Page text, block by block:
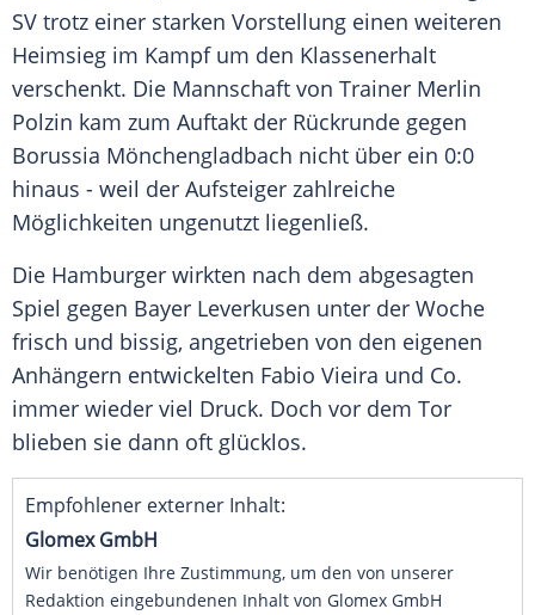
SV trotz einer starken Vorstellung einen weiteren
Heimsieg im Kampf um den Klassenerhalt
verschenkt. Die Mannschaft von Trainer Merlin
Polzin kam zum Auftakt der Rückrunde gegen
Borussia Mönchengladbach nicht über ein 0:0
hinaus - weil der Aufsteiger zahlreiche
Möglichkeiten ungenutzt liegenließ.
Die Hamburger wirkten nach dem abgesagten
Spiel gegen Bayer Leverkusen unter der Woche
frisch und bissig, angetrieben von den eigenen
Anhängern entwickelten Fabio Vieira und Co.
immer wieder viel Druck. Doch vor dem Tor
blieben sie dann oft glücklos.
Empfohlener externer Inhalt:
Glomex GmbH
Wir benötigen Ihre Zustimmung, um den von unserer
Redaktion eingebundenen Inhalt von Glomex GmbH